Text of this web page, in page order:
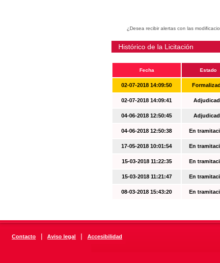
¿Desea recibir alertas con las
Histórico de la Licitación
Fecha Estado
02-07-2018 14:09:50
02-07-2018 14:09:41
04-06-2018 12:50:45
04-06-2018 12:50:38 En
17-05-2018 10:01:54 En
15-03-2018 11:22:35 En
15-03-2018 11:21:47 En
08-03-2018 15:43:20 En
Contacto | Aviso legal | Accesibilidad